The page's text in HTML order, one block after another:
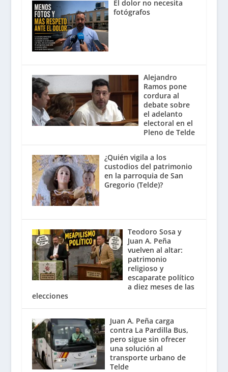
El dolor no necesita
fotógrafos
Alejandro
Ramos pone
cordura al
debate sobre
el adelanto
electoral en el
Pleno de Telde
¿Quién vigila a los
custodios del patrimonio
en la parroquia de San
Gregorio (Telde)?
Teodoro Sosa y
Juan A. Peña
vuelven al altar:
patrimonio
religioso y
escaparate político
a diez meses de las
elecciones
Juan A. Peña carga
contra La Pardilla Bus,
pero sigue sin ofrecer
una solución al
transporte urbano de
Telde